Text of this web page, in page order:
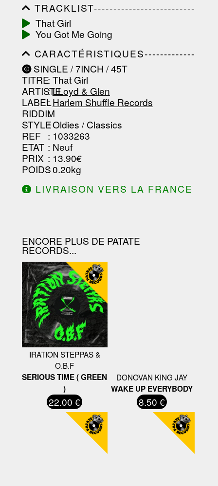
TRACKLIST--------------------------
-----------------------------------------
-----------------------------------------
-----------------------------------------
-----------------------------------------
-------------------
That Girl
You Got Me Going
CARACTÉRISTIQUES-------------
-----------------------------------------
-----------------------------------------
-----------------------------------------
-----------------------------------------
--------------------------------
SINGLE / 7INCH / 45T
TITRE: That Girl
ARTISTE
:LLoyd & Glen
LABEL
:Harlem Shuffle Records
RIDDIM
:
STYLE: Oldies / Classics
REF : 1033263
ETAT : Neuf
PRIX : 13.90€
POIDS: 0.20kg
LIVRAISON VERS LA FRANCE
ENCORE PLUS DE PATATE
RECORDS...
IRATION STEPPAS &
O.B.F
SERIOUS TIME ( GREEN
)
22.00 €
DONOVAN KING JAY
WAKE UP EVERYBODY
8.50 €